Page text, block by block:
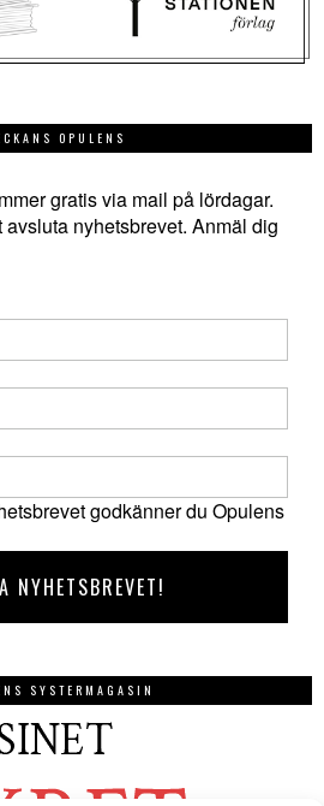
OPULENS
gratis via mail på lördagar.
nyhetsbrevet. Anmäl dig
godkänner du Opulens
SYSTERMAGASIN